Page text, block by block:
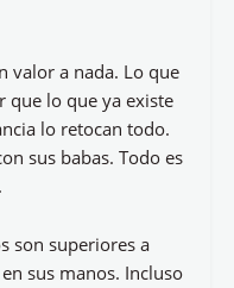
valor a nada. Lo que
que lo que ya existe
lo retocan todo.
sus babas. Todo es
son superiores a
sus manos. Incluso